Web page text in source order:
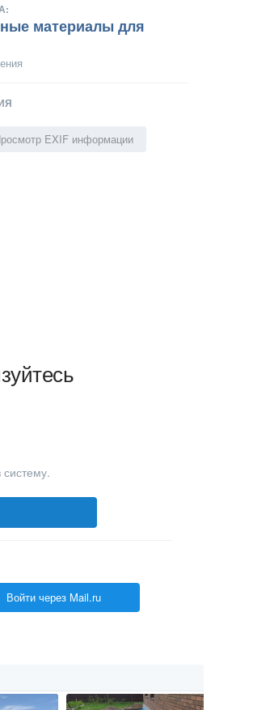
материалы для
EXIF информации
систему.
Войти через Mail.ru